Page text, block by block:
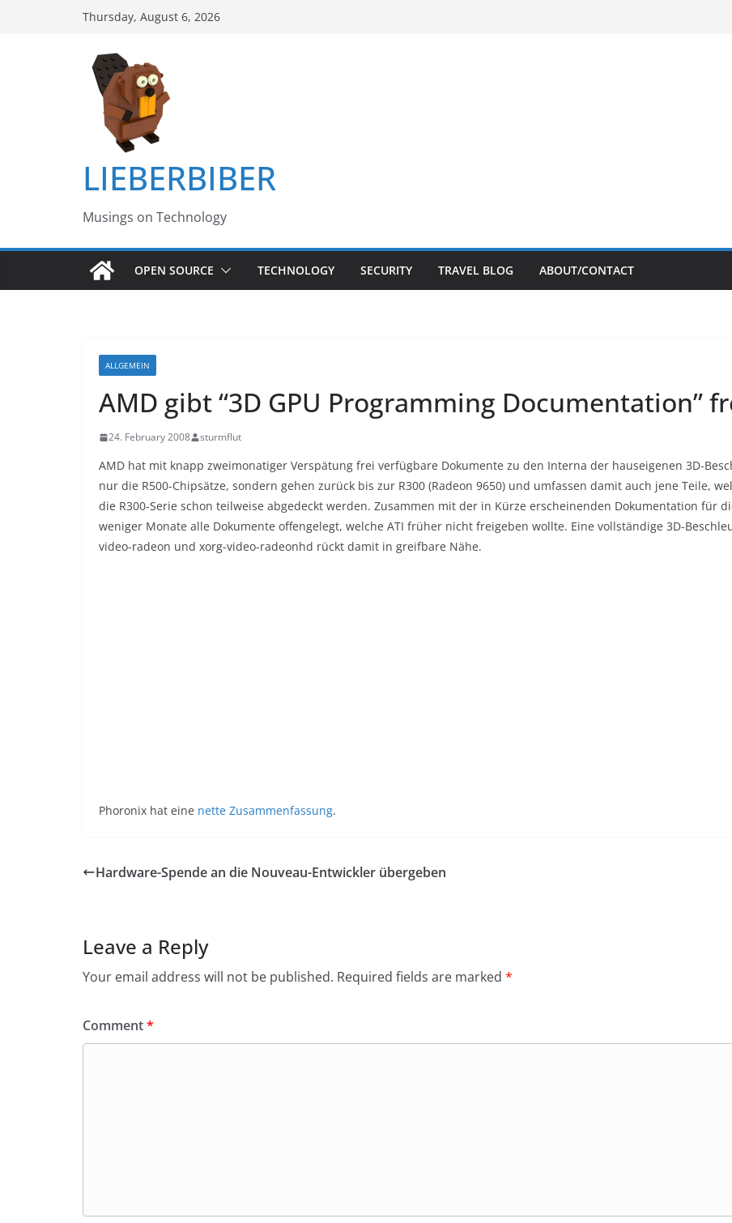
Thursday, August 6, 2026
LIEBERBIBER
Musings on Technology
OPEN SOURCE TECHNOLOGY SECURITY TRAVEL BLOG ABOUT/CONTACT
ALLGEMEIN
AMD gibt “3D GPU Programming Documentation”
24. February 2008 sturmflut
AMD hat mit knapp zweimonatiger Verspätung frei verfügbare Dokumente zu den Interna der hauseigenen 3D-
nur die R500-Chipsätze, sondern gehen zurück bis zur R300 (Radeon 9650) und umfassen damit auch jene Teile,
die R300-Serie schon teilweise abgedeckt werden. Zusammen mit der in Kürze erscheinenden Dokumentation für
weniger Monate alle Dokumente offengelegt, welche ATI früher nicht freigeben wollte. Eine vollständige 3D-
video-radeon und xorg-video-radeonhd rückt damit in greifbare Nähe.
Phoronix hat eine nette Zusammenfassung.
Hardware-Spende an die Nouveau-Entwickler übergeben
Leave a Reply
Your email address will not be published. Required fields are marked *
Comment*